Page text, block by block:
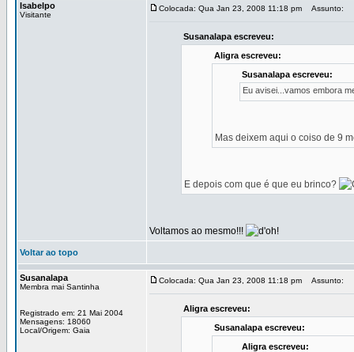
Isabelpo
Visitante
Colocada: Qua Jan 23, 2008 11:18 pm Assunto:
Susanalapa escreveu:
Aligra escreveu:
Susanalapa escreveu:
Eu avisei...vamos embora
Mas deixem aqui o coiso de 9
E depois com que é que eu brinco?
Voltamos ao mesmo!!!
Voltar ao topo
Susanalapa
Membra mai Santinha
Registrado em: 21 Mai 2004
Mensagens: 18060
Local/Origem: Gaia
Colocada: Qua Jan 23, 2008 11:18 pm Assunto:
Aligra escreveu:
Susanalapa escreveu:
Aligra escreveu: